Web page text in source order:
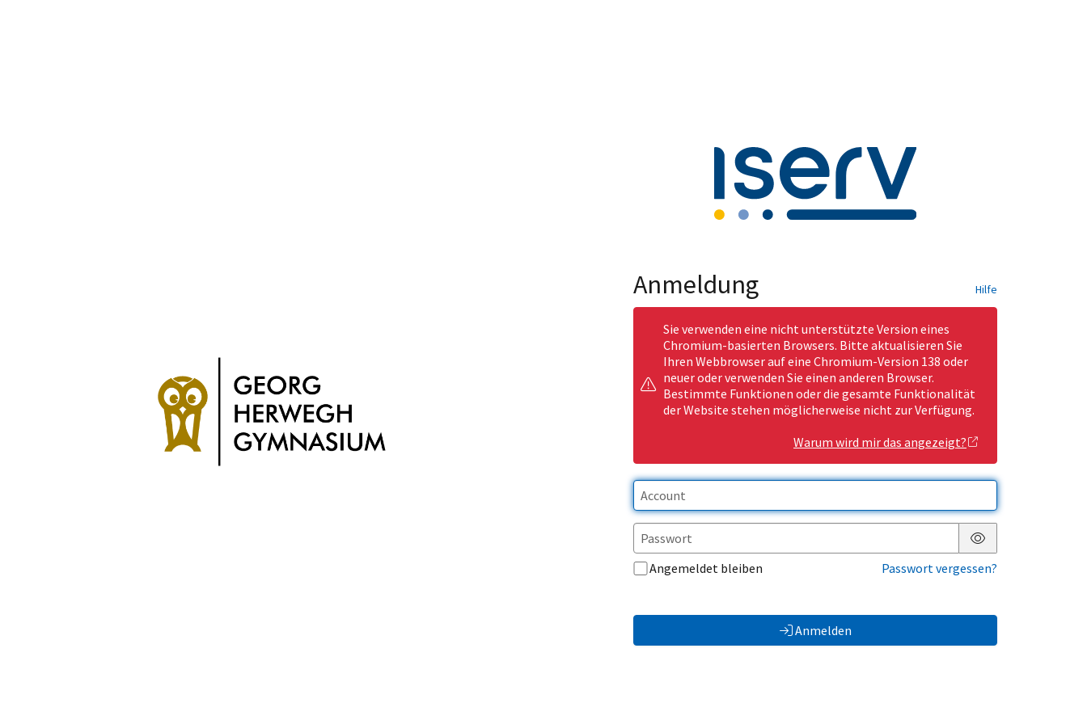
Anmeldung Hilfe
Sie verwenden eine nicht unterstützte Version eines
Chromium-basierten Browsers. Bitte aktualisieren Sie
Ihren Webbrowser auf eine Chromium-Version 138 oder
neuer oder verwenden Sie einen anderen Browser.
Bestimmte Funktionen oder die gesamte Funktionalität
der Website stehen möglicherweise nicht zur Verfügung.
Warum wird mir das angezeigt?
Passwort anzeigen
Angemeldet bleiben
Passwort vergessen?
Anmelden